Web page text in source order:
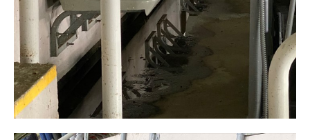
бесплатно / forever
ИЗБЕРЕТЕ ПЛАН